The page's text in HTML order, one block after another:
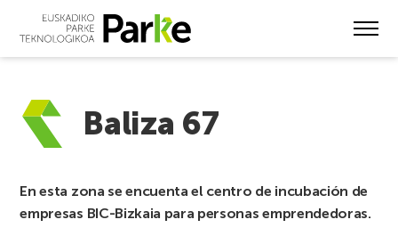
Baliza 67
En esta zona se encuenta el centro de incubación de
empresas BIC-Bizkaia para personas emprendedoras.